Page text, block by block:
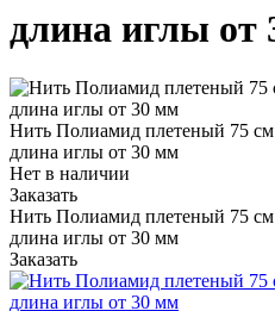
длина иглы от
Нить Полиамид плетеный 75 см
длина иглы от 30 мм
Нет в наличии
Заказать
Нить Полиамид плетеный 75 см
длина иглы от 30 мм
Заказать